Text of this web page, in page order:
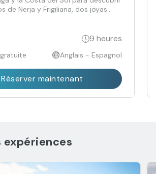
de Nerja y Frigiliana, dos joyas
9 heures
Anglais - Espagnol
Réserver maintenant
expériences